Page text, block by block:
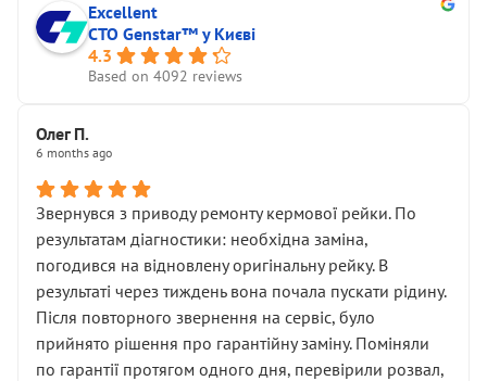
Excellent
СТО Genstar™ у Києві
4.3
Based on 4092 reviews
Олег П.
6 months ago
Звернувся з приводу ремонту кермової рейки. По
результатам діагностики: необхідна заміна,
погодився на відновлену оригінальну рейку. В
результаті через тиждень вона почала пускати рідину.
Після повторного звернення на сервіс, було
прийнято рішення про гарантійну заміну. Поміняли
по гарантії протягом одного дня, перевірили розвал,